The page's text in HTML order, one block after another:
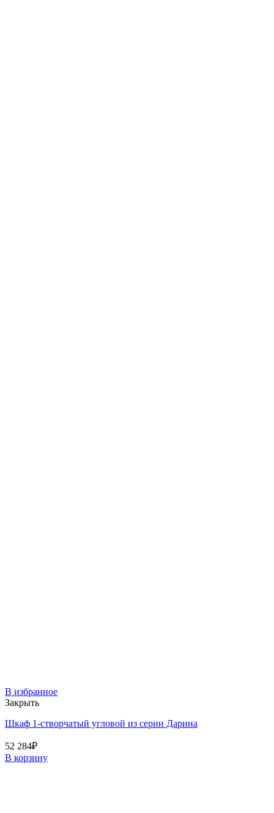
В избранное
Закрыть
Шкаф 1-створчатый угловой из серии Дарина
52 284₽
В корзину